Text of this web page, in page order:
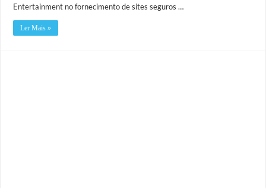
Entertainment no fornecimento de sites seguros …
Ler Mais »